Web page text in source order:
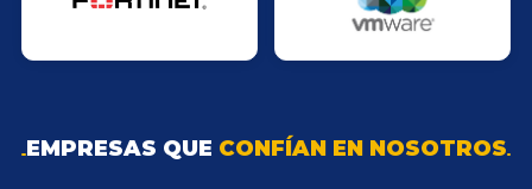
EMPRESAS QUE CONFÍAN EN NOSOTROS